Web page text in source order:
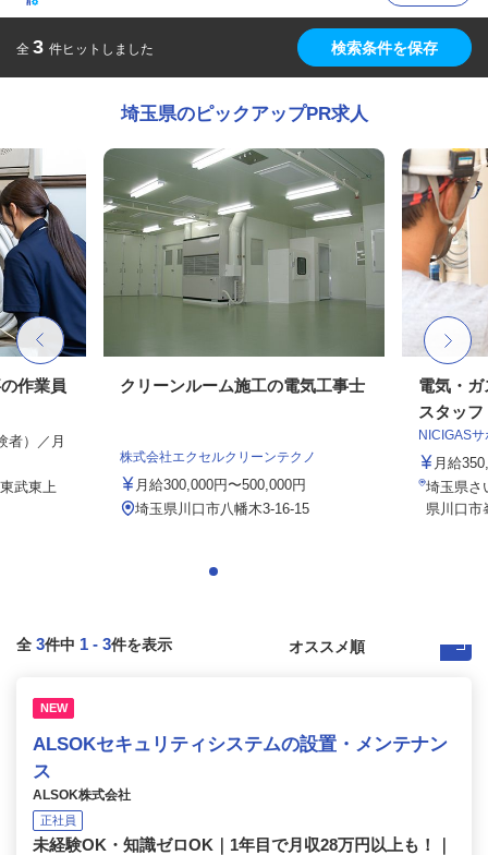
全 3 件ヒットしました 検索条件を保存
埼玉県のピックアップPR求人
作業員
者）／月
武東上
クリーンルーム施工の電気工事士
株式会社エクセルクリーンテクノ
月給300,000円〜500,000円
埼玉県川口市八幡木3-16-15
電気・
スタッフ
NICIGAS
月給
埼玉県さ
県川口市
全 3件中 1 - 3件を表示
NEW
ALSOKセキュリティシステムの設置・メンテナン
ス
ALSOK株式会社
正社員
未経験OK・知識ゼロOK｜1年目で月収28万円以上も！｜